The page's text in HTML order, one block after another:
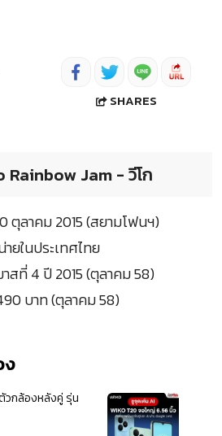
SHARES
Jam - วีโก
ตุลาคม 2015 (สยามโฟนฯ)
ยในประเทศไทย
สที่ 4 ปี 2015 (ตุลาคม 58)
บาท (ตุลาคม 58)
ง
วกล้องหลังคู่ รุ่น